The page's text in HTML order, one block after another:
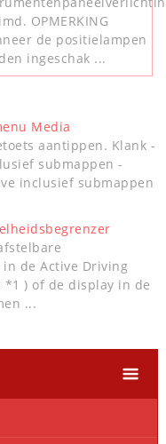
OPMERKING
de positielampen
ingeschak ...
Media
aantippen. Klank -
submappen -
inclusief submappen
de Active Driving
*1 ) of de display in de
...